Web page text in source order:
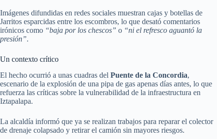
Imágenes difundidas en redes sociales muestran cajas y botellas de
Jarritos esparcidas entre los escombros, lo que desató comentarios
irónicos como “baja por los chescos” o “ni el refresco aguantó la
presión”.
Un contexto crítico
El hecho ocurrió a unas cuadras del Puente de la Concordia,
escenario de la explosión de una pipa de gas apenas días antes, lo que
refuerza las críticas sobre la vulnerabilidad de la infraestructura en
Iztapalapa.
La alcaldía informó que ya se realizan trabajos para reparar el colector
de drenaje colapsado y retirar el camión sin mayores riesgos.